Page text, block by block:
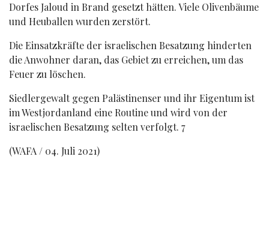
Dorfes Jaloud in Brand gesetzt hätten. Viele Olivenbäume
und Heuballen wurden zerstört.
Die Einsatzkräfte der israelischen Besatzung hinderten
die Anwohner daran, das Gebiet zu erreichen, um das
Feuer zu löschen.
Siedlergewalt gegen Palästinenser und ihr Eigentum ist
im Westjordanland eine Routine und wird von der
israelischen Besatzung selten verfolgt. 7
(WAFA / 04. Juli 2021)